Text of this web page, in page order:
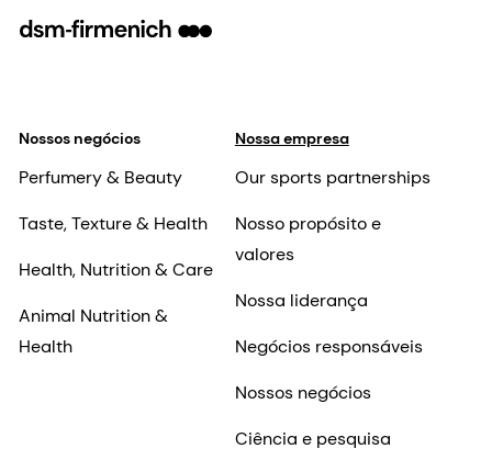
Nossos negócios
Perfumery & Beauty
Taste, Texture & Health
Health, Nutrition & Care
Animal Nutrition &
Health
Nossa empresa
Our sports partnerships
Nosso propósito e
valores
Nossa liderança
Negócios responsáveis
Nossos negócios
Ciência e pesquisa